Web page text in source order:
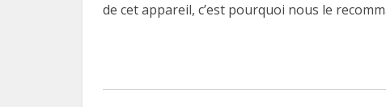
de cet appareil, c’est pourquoi nous le